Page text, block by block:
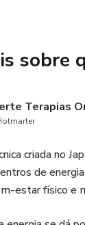
sobre
Terapias
criada no
de
estar físico e